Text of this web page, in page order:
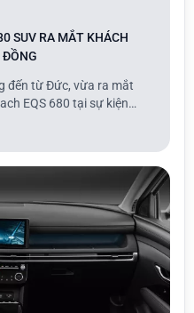
SUV RA MẮT KHÁCH
ĐỒNG
đến từ Đức, vừa ra mắt
EQS 680 tại sự kiện
Nội ngày 10/10. Đây là
SUV, bổ sung vào danh
gồm các mẫ